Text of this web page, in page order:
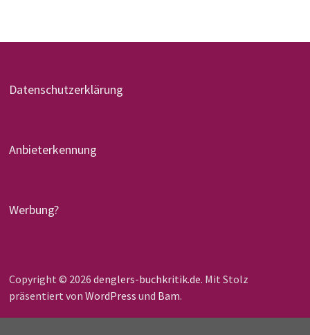
Datenschutzerklärung
Anbieterkennung
Werbung?
Copyright © 2026 denglers-buchkritik.de. Mit Stolz
präsentiert von WordPress und Bam.